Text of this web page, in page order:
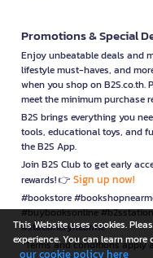
Promotions & Special
Enjoy unbeatable deals and
lifestyle must-haves, and
when you shop on
meet the minimum purchase
B2S brings everything you
tools, educational toys, and
the B2S App.
Join B2S Club to get early
rewards! 👉 Sign up now!
#bookstore
#buybooksonline
#stationerynearme
*Terms and conditions apply
This Website uses cookies.
experience. You can learn
our cookie policy here